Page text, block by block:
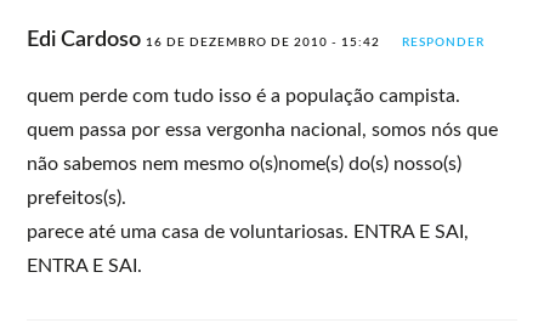
Edi Cardoso 16 DE DEZEMBRO DE 2010 - 15:42 RESPONDER
quem perde com tudo isso é a população campista.
quem passa por essa vergonha nacional, somos nós que
não sabemos nem mesmo o(s)nome(s) do(s) nosso(s)
prefeitos(s).
parece até uma casa de voluntariosas. ENTRA E SAI,
ENTRA E SAI.